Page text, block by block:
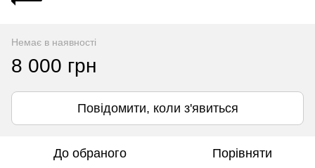
Немає в наявності
8 000 грн
Повідомити, коли з'явиться
До обраного Порівняти